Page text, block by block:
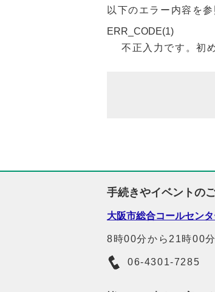
以下のエラー内容を
ERR_CODE(1)
不正入力です。初
手続きやイベントの
大阪市総合コールセン
8時00分から21時00
06-4301-7285